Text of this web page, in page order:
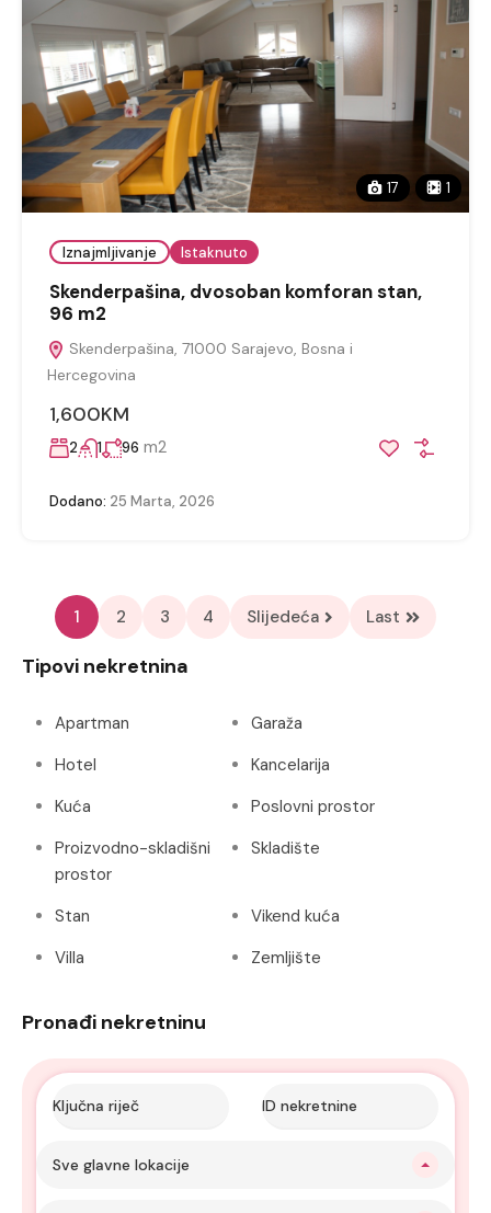
17 1
Iznajmljivanje Istaknuto
Skenderpašina, dvosoban komforan stan,
96 m2
Skenderpašina, 71000 Sarajevo, Bosna i
Hercegovina
1,600KM
2 1 96 m2
Dodano: 25 Marta, 2026
1 2 3 4 Slijedeća Last
Tipovi nekretnina
Apartman
Garaža
Hotel
Kancelarija
Kuća
Poslovni prostor
Proizvodno-skladišni
prostor
Skladište
Stan
Vikend kuća
Villa
Zemljište
Pronađi nekretninu
Sve glavne lokacije